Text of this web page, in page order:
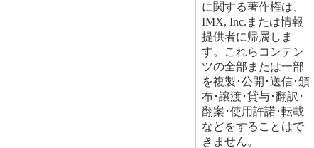
に関する著作権は、
IMX, Inc.または情報
提供者に帰属しま
す。これらコンテン
ツの全部または一部
を複製･公開･送信･頒
布･譲渡･貸与･翻訳･
翻案･使用許諾･転載
などをすることはで
きません。